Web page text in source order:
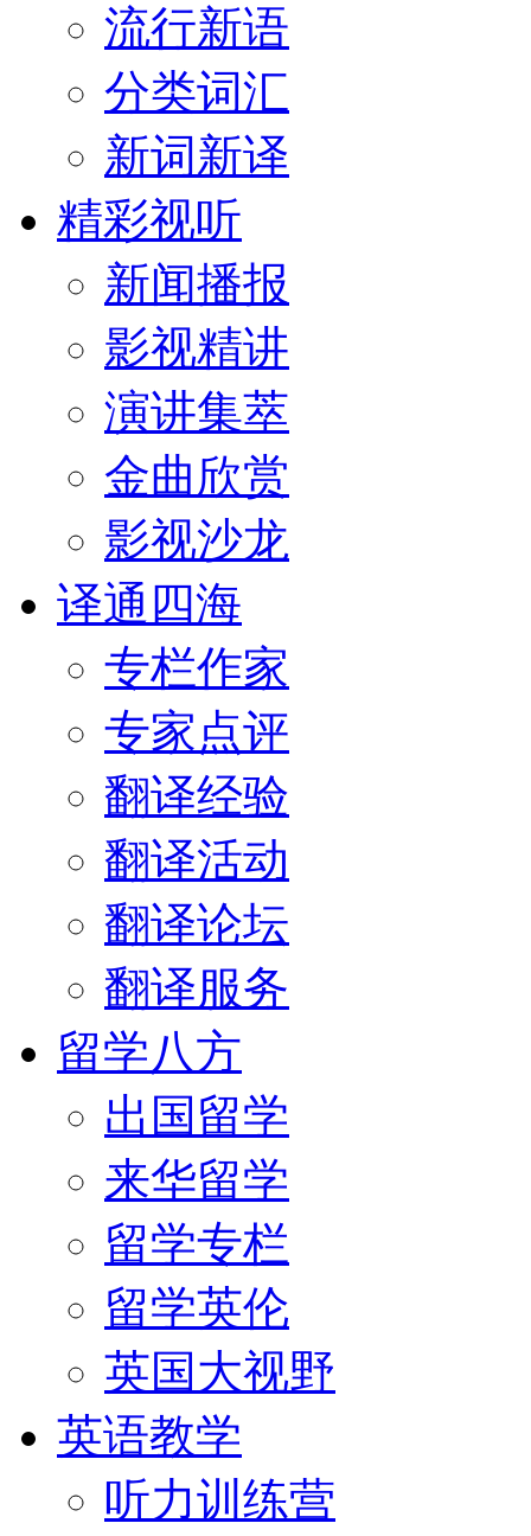
流行新语
分类词汇
新词新译
精彩视听
新闻播报
影视精讲
演讲集萃
金曲欣赏
影视沙龙
译通四海
专栏作家
专家点评
翻译经验
翻译活动
翻译论坛
翻译服务
留学八方
出国留学
来华留学
留学专栏
留学英伦
英国大视野
英语教学
听力训练营